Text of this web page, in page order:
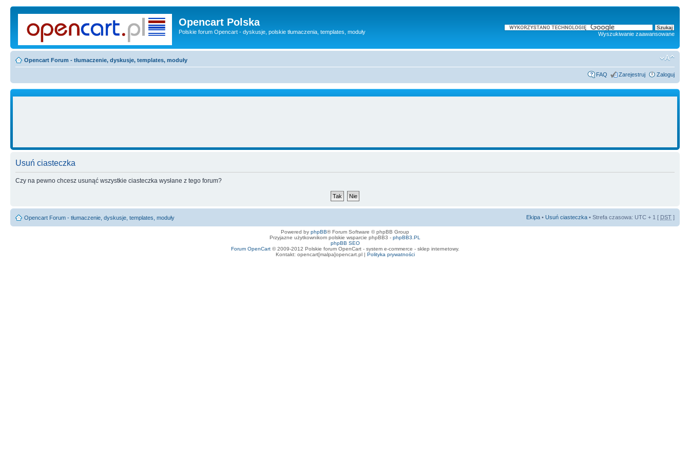
Opencart Polska
Polskie forum Opencart - dyskusje, polskie tłumaczenia, templates, moduły Wyszukiwanie zaawansowane
Opencart Forum - tłumaczenie, dyskusje, templates, moduły
FAQ Zarejestruj Zaloguj
Usuń ciasteczka
Czy na pewno chcesz usunąć wszystkie ciasteczka wysłane z tego forum?
Opencart Forum - tłumaczenie, dyskusje, templates, moduły Ekipa • Usuń ciasteczka • Strefa czasowa: UTC + 1 [ DST ]
Powered by phpBB® Forum Software © phpBB Group
Przyjazne użytkownikom polskie wsparcie phpBB3 - phpBB3.PL
phpBB SEO
Forum OpenCart© 2009-2012 Polskie forum OpenCart - system e-commerce - sklep internetowy.
Kontakt: opencart[malpa]opencart.pl | Polityka prywatności